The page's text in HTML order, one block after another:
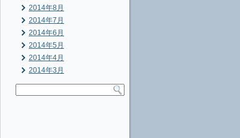
2014年8月
2014年7月
2014年6月
2014年5月
2014年4月
2014年3月